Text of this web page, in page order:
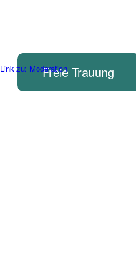
Freie Trauung
Link zu: Moderation